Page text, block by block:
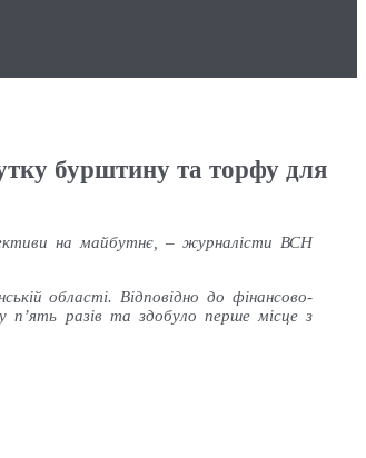
бурштину та торфу для
на майбутнє, – журналісти ВСН
області. Відповідно до фінансово-
п’ять разів та здобуло перше місце з